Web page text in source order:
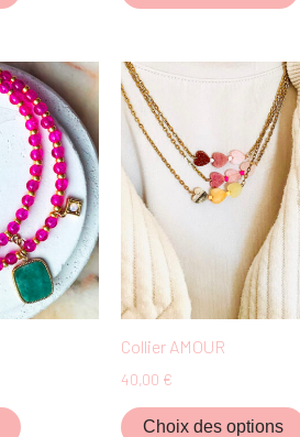
Collier AMOUR
40,00 €
Choix des options